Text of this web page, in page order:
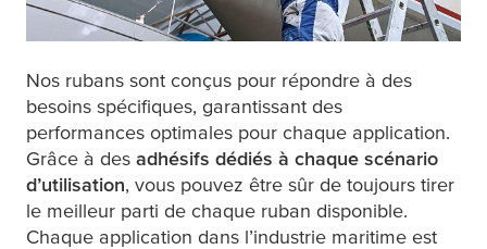
Nos rubans sont conçus pour répondre à des
besoins spécifiques, garantissant des
performances optimales pour chaque application.
Grâce à des adhésifs dédiés à chaque scénario
d’utilisation, vous pouvez être sûr de toujours tirer
le meilleur parti de chaque ruban disponible.
Chaque application dans l’industrie maritime est